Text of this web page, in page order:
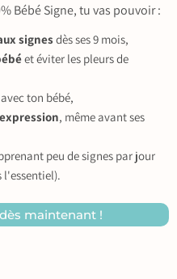
Bébé Signe, tu vas pouvoir :
signes dès ses 9 mois,
et éviter les pleurs de
avec ton bébé,
, même avant ses
peu de signes par jour
l'essentiel).
maintenant !